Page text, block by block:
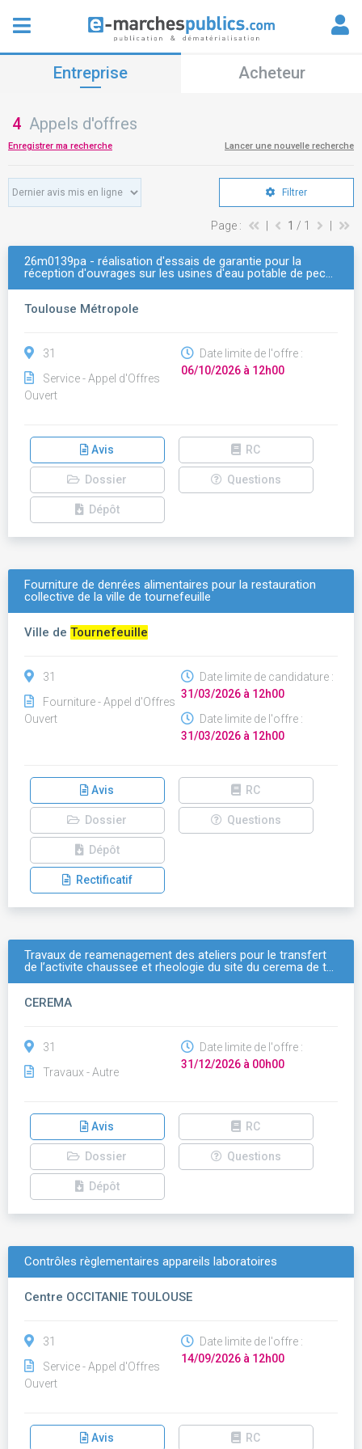
Entreprise Acheteur
4 Appels d'offres
Enregistrer ma recherche Lancer une nouvelle recherche
Filtrer
Page : 1 / 1
26m0139pa - réalisation d'essais de garantie pour la
réception d'ouvrages sur les usines d'eau potable de pec…
Toulouse Métropole
31
Service - Appel d'Offres
Ouvert
Date limite de l'offre :
06/10/2026 à 12h00
Avis RC
Dossier Questions
Dépôt
Fourniture de denrées alimentaires pour la restauration
collective de la ville de tournefeuille
Ville de Tournefeuille
31
Fourniture - Appel d'Offres
Ouvert
Date limite de candidature :
31/03/2026 à 12h00
Date limite de l'offre :
31/03/2026 à 12h00
Avis RC
Dossier Questions
Dépôt
Rectificatif
Travaux de reamenagement des ateliers pour le transfert
de l’activite chaussee et rheologie du site du cerema de t…
CEREMA
31
Travaux - Autre
Date limite de l'offre :
31/12/2026 à 00h00
Avis RC
Dossier Questions
Dépôt
Contrôles règlementaires appareils laboratoires
Centre OCCITANIE TOULOUSE
31
Service - Appel d'Offres
Ouvert
Date limite de l'offre :
14/09/2026 à 12h00
Avis RC